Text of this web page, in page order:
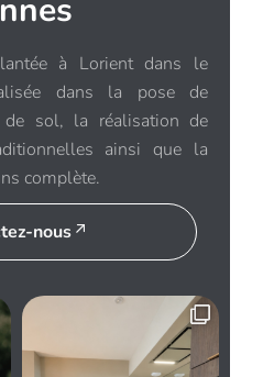
à Lorient dans le
dans la pose de
de sol, la réalisation de
ainsi que la
complète.
nous